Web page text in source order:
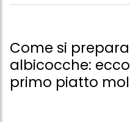
Come si
albicocche:
primo piatto